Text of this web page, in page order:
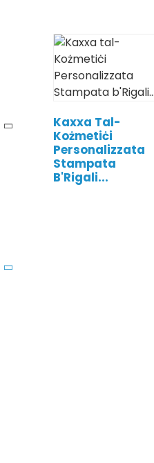
Kaxxa Tal-
Kożmetiċi
Personalizzata
Stampata
B'Rigali...